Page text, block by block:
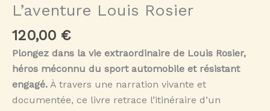
L’aventure Louis Rosier
120,00 €
Plongez dans la vie extraordinaire de Louis Rosier,
héros méconnu du sport automobile et résistant
engagé. À travers une narration vivante et
documentée, ce livre retrace l’itinéraire d’un